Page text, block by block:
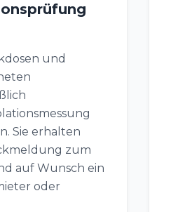
und
Sie erhalten
zum
auf Wunsch ein
oder